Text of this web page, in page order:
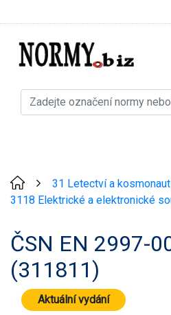
31 Letectví a
3118 Elektrické a elektronické
ČSN EN 2997-
(311811)
Aktuální vydání